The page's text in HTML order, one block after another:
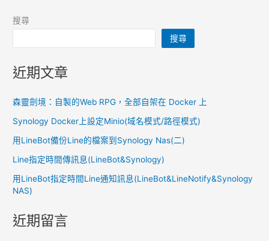
搜尋
搜尋
近期文章
森靈劍境：自製的Web RPG，全部自架在 Docker 上
Synology Docker上設定Minio(域名模式/路徑模式)
用LineBot備份Line的檔案到Synology Nas(二)
Line指定時間傳訊息(LineBot&Synology)
用LineBot指定時間Line通知訊息(LineBot&LineNotify&Synology
NAS)
近期留言